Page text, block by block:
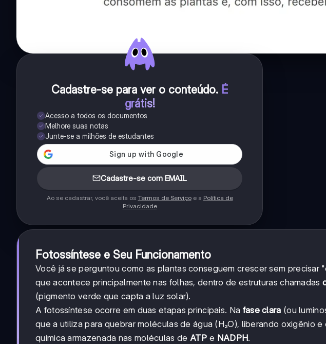
Cadastre-se para ver o conteúdo. É
grátis!
Acesso a todos os documentos
Melhore suas notas
Junte-se a milhões de estudantes
Cadastre-se com EMAIL
Ao se cadastrar, você aceita os Termos de Serviçoe a Política de
Privacidade
Fotossíntese e Seu Funcionamento
Você já se perguntou como as plantas conseguem crescer sem precisar
que acontece principalmente nas folhas, dentro de estruturas chamadas
(pigmento verde que capta a luz solar).
A fotossíntese ocorre em duas etapas principais. Na fase clara (ou
que a utiliza para quebrar moléculas de água (H₂O), liberando oxigênio
química armazenada nas moléculas de ATP e NADPH.